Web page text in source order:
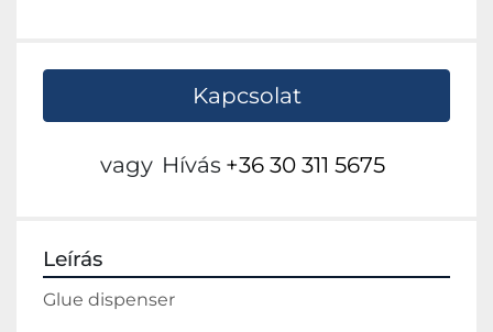
Kapcsolat
vagy Hívás +36 30 311 5675
Leírás
Glue dispenser